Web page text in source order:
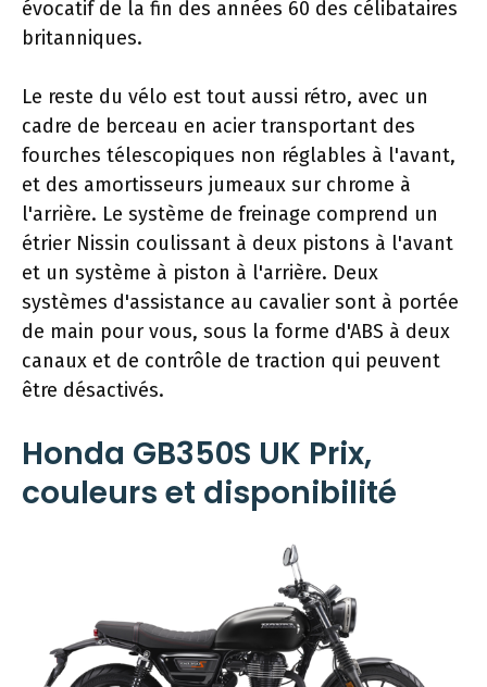
évocatif de la fin des années 60 des célibataires
britanniques.
Le reste du vélo est tout aussi rétro, avec un
cadre de berceau en acier transportant des
fourches télescopiques non réglables à l'avant,
et des amortisseurs jumeaux sur chrome à
l'arrière. Le système de freinage comprend un
étrier Nissin coulissant à deux pistons à l'avant
et un système à piston à l'arrière. Deux
systèmes d'assistance au cavalier sont à portée
de main pour vous, sous la forme d'ABS à deux
canaux et de contrôle de traction qui peuvent
être désactivés.
Honda GB350S UK Prix,
couleurs et disponibilité